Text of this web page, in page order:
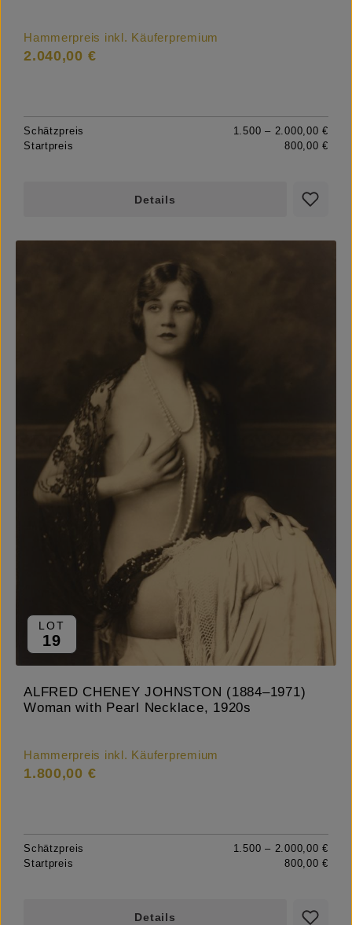
Hammerpreis inkl. Käuferpremium
2.040,00 €
Schätzpreis
1.500 – 2.000,00 €
Startpreis
800,00 €
Details
LOT
19
ALFRED CHENEY JOHNSTON (1884–1971)
Woman with Pearl Necklace, 1920s
Hammerpreis inkl. Käuferpremium
1.800,00 €
Schätzpreis
1.500 – 2.000,00 €
Startpreis
800,00 €
Details